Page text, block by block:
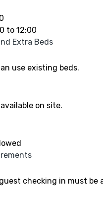
to 12:00
Extra Beds
use existing beds.
on site.
checking in must be